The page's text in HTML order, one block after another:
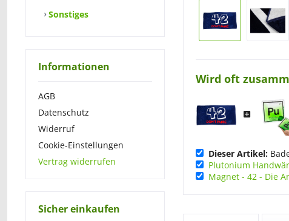
Sonstiges
Informationen
AGB
Datenschutz
Widerruf
Cookie-Einstellungen
Vertrag widerrufen
Sicher einkaufen
Wird oft
Dieser Artikel:
Plutonium
Magnet - 42 - Die